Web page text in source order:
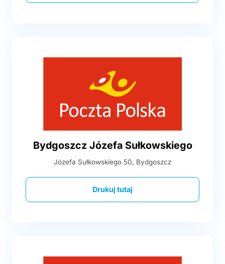
Bydgoszcz Józefa Sułkowskiego
Józefa Sułkowskiego 50, Bydgoszcz
Drukuj tutaj